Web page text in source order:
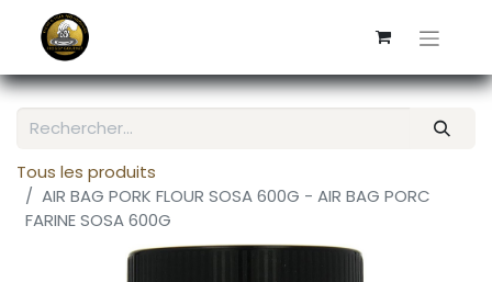
Tous les produits
AIR BAG PORK FLOUR SOSA 600G - AIR BAG PORC
FARINE SOSA 600G